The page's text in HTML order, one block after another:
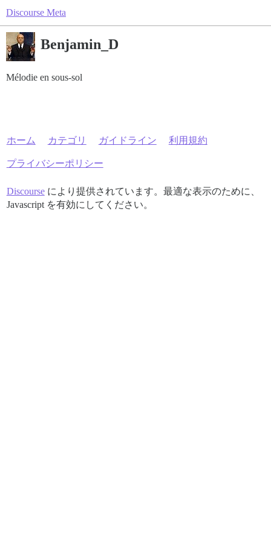
Discourse Meta
Benjamin_D
Mélodie en sous-sol
ホーム カテゴリ ガイドライン 利用規約
プライバシーポリシー
Discourseにより提供されています。最適な表示のために、
Javascript を有効にしてください。